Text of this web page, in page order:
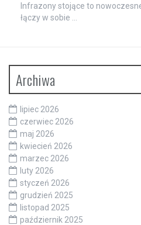
Infrazony stojące to
łączy w sobie …
Archiwa
lipiec 2026
czerwiec 2026
maj 2026
kwiecień 2026
marzec 2026
luty 2026
styczeń 2026
grudzień 2025
listopad 2025
październik 2025